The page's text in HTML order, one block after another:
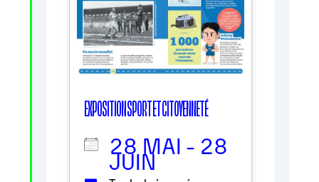
EXPOSITION SPORT ET CITOYENNETÉ
28 MAI - 28
JUIN